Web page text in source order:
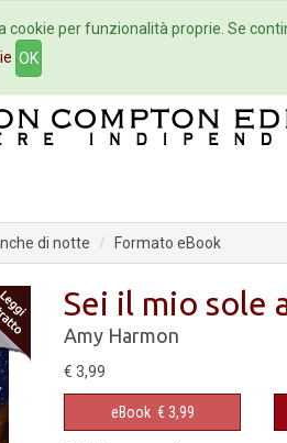
Autori Eventi
di notte Formato eBook
Sei il mio sole
Amy Harmon
€ 3,99
eBook € 3,99
cookie per funzionalità proprie. Se
OK